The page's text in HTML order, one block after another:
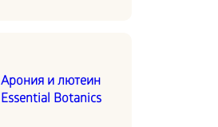
Арония и лютеин
Essential Botanics